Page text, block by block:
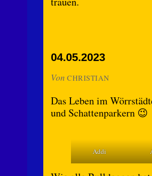
04.05.2023
Von CHRISTIAN
Das Leben im
und Schattenparkern 😉
Addi